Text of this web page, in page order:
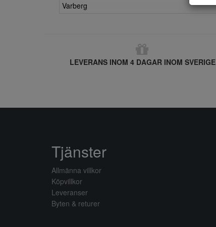
Varberg
LEVERANS INOM 4 DAGAR INOM SVERIGE
Tjänster
Allmänna villkor
Köpvillkor
Leveranser
Byten & returer